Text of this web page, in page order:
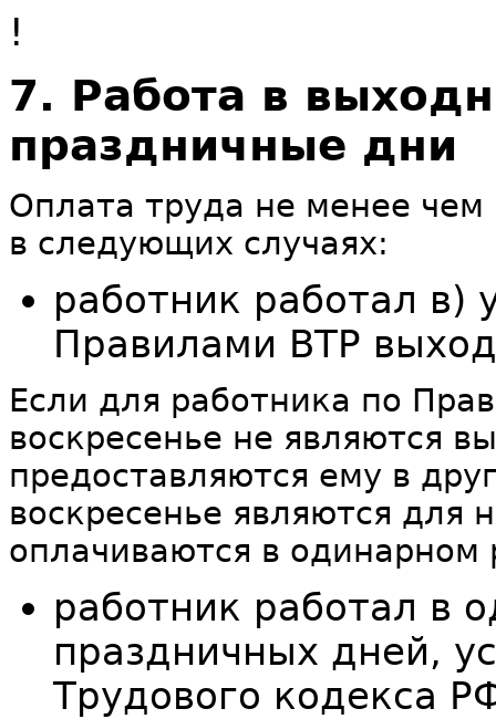
!
7. Работа в
праздничные дни
Оплата труда не менее чем
в следующих случаях:
работник работал в)
Правилами ВТР
Если для работника по
воскресенье не являются
предоставляются ему в
воскресенье являются
оплачиваются в одинарном
работник работал в
праздничных дней,
Трудового кодекса